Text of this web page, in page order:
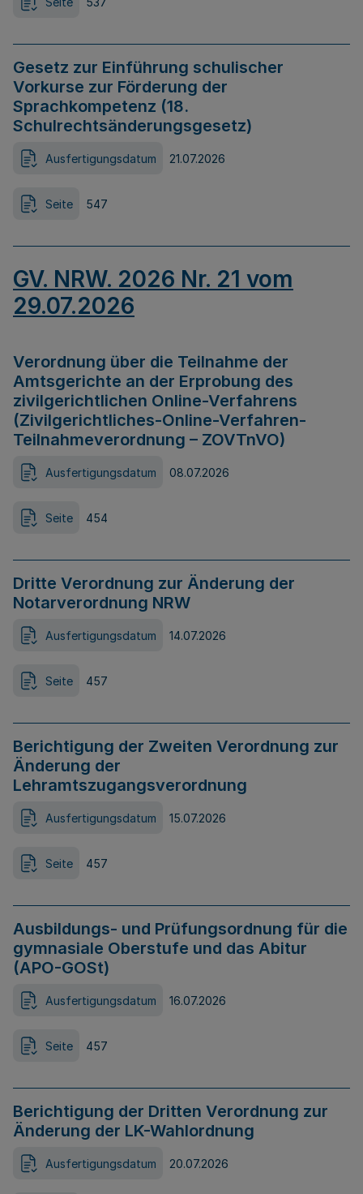
Gesetz zur Einführung schulischer
Vorkurse zur Förderung der
Sprachkompetenz (18.
Schulrechtsänderungsgesetz)
Ausfertigungsdatum 21.07.2026
Seite 547
GV. NRW. 2026 Nr. 21 vom
29.07.2026
Verordnung über die Teilnahme der
Amtsgerichte an der Erprobung des
zivilgerichtlichen Online-Verfahrens
(Zivilgerichtliches-Online-Verfahren-
Teilnahmeverordnung – ZOVTnVO)
Ausfertigungsdatum 08.07.2026
Seite 454
Dritte Verordnung zur Änderung der
Notarverordnung NRW
Ausfertigungsdatum 14.07.2026
Seite 457
Berichtigung der Zweiten Verordnung zur
Änderung der
Lehramtszugangsverordnung
Ausfertigungsdatum 15.07.2026
Seite 457
Ausbildungs- und Prüfungsordnung für die
gymnasiale Oberstufe und das Abitur
(APO-GOSt)
Ausfertigungsdatum 16.07.2026
Seite 457
Berichtigung der Dritten Verordnung zur
Änderung der LK-Wahlordnung
Ausfertigungsdatum 20.07.2026